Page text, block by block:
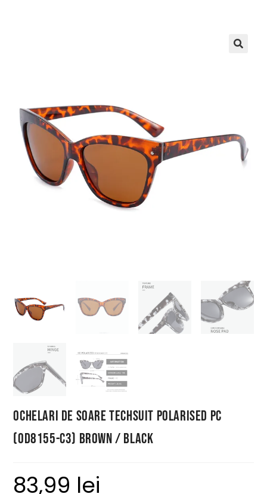
Ochelari de Soare Techsuit Polarised PC
(OD8155-C3) Brown / Black
83,99 lei